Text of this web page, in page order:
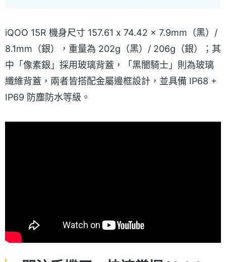
iQOO 15R 機身尺寸 157.61 x 74.42 x 7.9mm（黑）/
8.1mm（銀），重量為 202g（黑）/ 206g（銀）；其
中「像素銀」採用玻璃背蓋，「黑闇騎士」則為玻璃
纖維背蓋，兩者皆搭配金屬邊框設計，並具備 IP68 +
IP69 防塵防水等級。